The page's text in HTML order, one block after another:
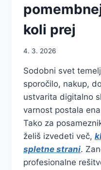
koli prej
4. 3. 2026
Sodobni svet
sporočilo, nakup,
ustvarita digitalno
varnost postala
Tako za
želiš izvedeti več,
spletne strani.
profesionalne